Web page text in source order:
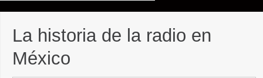
La historia de la radio en
México